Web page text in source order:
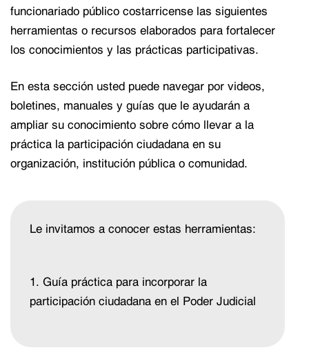
funcionariado público costarricense las siguientes
herramientas o recursos elaborados para fortalecer
los conocimientos y las prácticas participativas.
En esta sección usted puede navegar por videos,
boletines, manuales y guías que le ayudarán a
ampliar su conocimiento sobre cómo llevar a la
práctica la participación ciudadana en su
organización, institución pública o comunidad.
Le invitamos a conocer estas herramientas:
1. Guía práctica para incorporar la
participación ciudadana en el Poder Judicial